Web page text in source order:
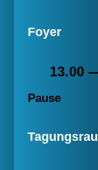
Foyer
13.00
Pause